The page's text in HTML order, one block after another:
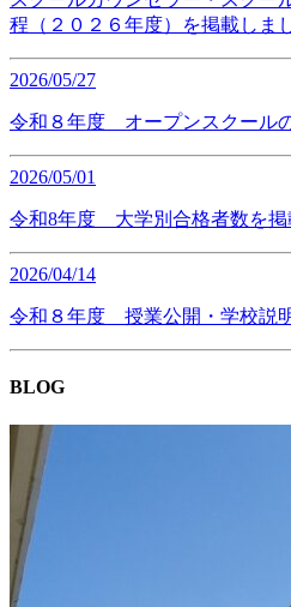
程（２０２６年度）を掲載しま
2026/05/27
令和８年度 オープンスクール
2026/05/01
令和8年度 大学別合格者数を掲
2026/04/14
令和８年度 授業公開・学校説
BLOG